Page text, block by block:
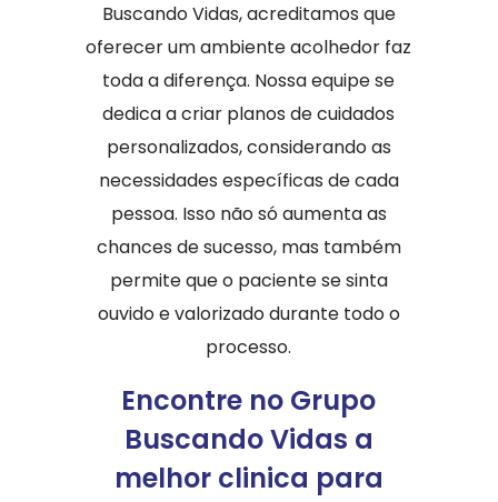
Buscando Vidas, acreditamos que
oferecer um ambiente acolhedor faz
toda a diferença. Nossa equipe se
dedica a criar planos de cuidados
personalizados, considerando as
necessidades específicas de cada
pessoa. Isso não só aumenta as
chances de sucesso, mas também
permite que o paciente se sinta
ouvido e valorizado durante todo o
processo.
Encontre no Grupo
Buscando Vidas a
melhor clinica para